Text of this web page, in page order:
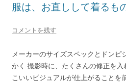
服は、お直しして着るも
コメントを残す
メーカーのサイズスペックとドンピ
かく 撮影時に、たくさんの修正を
こいいビジュアルが仕上がることを